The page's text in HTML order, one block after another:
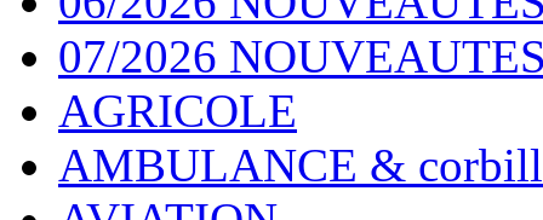
07/2026
AGRICOLE
AMBULANCE &